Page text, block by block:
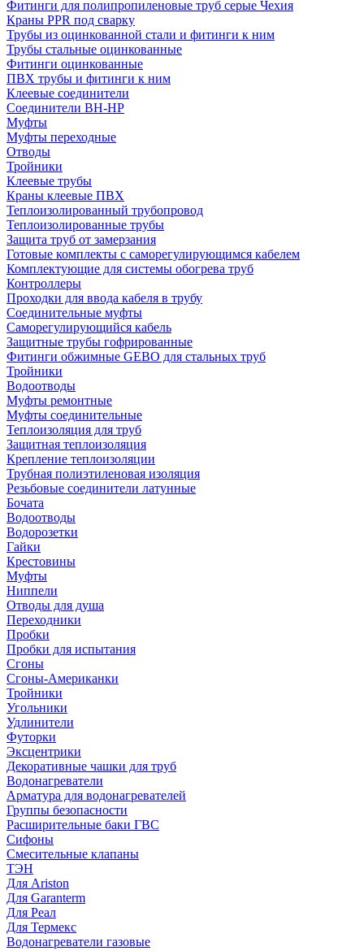
Фитинги для полипропиленовые труб серые Чехия
Краны PPR под сварку
Трубы из оцинкованной стали и фитинги к ним
Трубы стальные оцинкованные
Фитинги оцинкованные
ПВХ трубы и фитинги к ним
Клеевые соединители
Соединители ВН-НР
Муфты
Муфты переходные
Отводы
Тройники
Клеевые трубы
Краны клеевые ПВХ
Теплоизолированный трубопровод
Теплоизолированные трубы
Защита труб от замерзания
Готовые комплекты с саморегулирующимся кабелем
Комплектующие для системы обогрева труб
Контроллеры
Проходки для ввода кабеля в трубу
Соединительные муфты
Саморегулирующийся кабель
Защитные трубы гофрированные
Фитинги обжимные GEBO для стальных труб
Тройники
Водоотводы
Муфты ремонтные
Муфты соединительные
Теплоизоляция для труб
Защитная теплоизоляция
Крепление теплоизоляции
Трубная полиэтиленовая изоляция
Резьбовые соединители латунные
Бочата
Водоотводы
Водорозетки
Гайки
Крестовины
Муфты
Ниппели
Отводы для душа
Переходники
Пробки
Пробки для испытания
Сгоны
Сгоны-Американки
Тройники
Угольники
Удлинители
Футорки
Эксцентрики
Декоративные чашки для труб
Водонагреватели
Арматура для водонагревателей
Группы безопасности
Расширительные баки ГВС
Сифоны
Смесительные клапаны
ТЭН
Для Ariston
Для Garanterm
Для Реал
Для Термекс
Водонагреватели газовые